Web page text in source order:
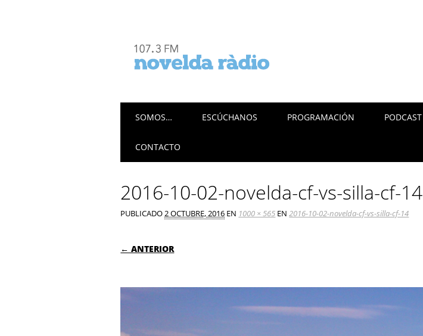
Menú principal
SOMOS… ESCÚCHANOS PROGRAMACIÓN PODCAST
CONTACTO
2016-10-02-novelda-cf-vs-silla-cf-14
PUBLICADO2 OCTUBRE, 2016 EN 1000 × 565 EN2016-10-02-novelda-cf-vs-silla-cf-14
← ANTERIOR